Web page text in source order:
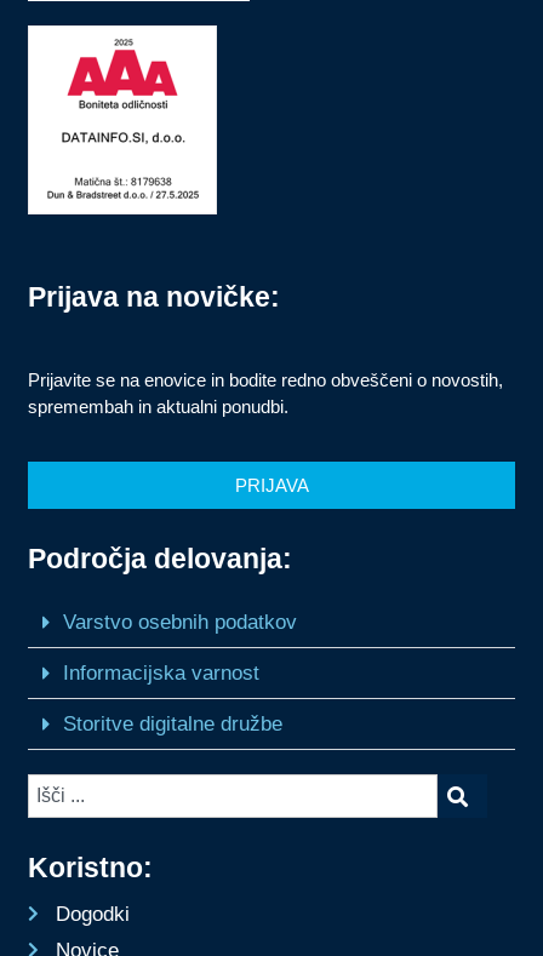
Koristno:
Dogodki
Novice
Področja delovanja:
Varstvo osebnih podatkov
Informacijska varnost
Storitve digitalne družbe
Prijava na novičke:
Prijavite se na enovice in bodite redno obveščeni o novostih,
spremembah in aktualni ponudbi.
PRIJAVA